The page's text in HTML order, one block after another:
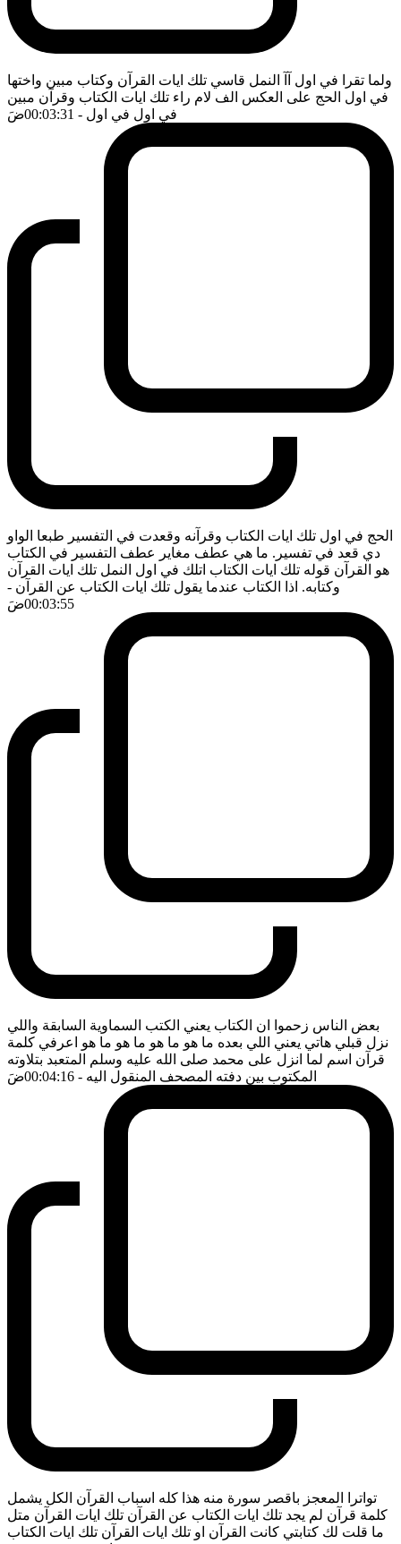
ولما تقرا في اول آآ النمل قاسي تلك ايات القرآن وكتاب مبين واختها
في اول الحج على العكس الف لام راء تلك ايات الكتاب وقرآن مبين
في اول في اول - 00:03:31 ضَ
الحج في اول تلك ايات الكتاب وقرآنه وقعدت في التفسير طبعا الواو
دي قعد في تفسير. ما هي عطف مغاير عطف التفسير في الكتاب
هو القرآن قوله تلك ايات الكتاب اتلك في اول النمل تلك ايات القرآن
وكتابه. اذا الكتاب عندما يقول تلك ايات الكتاب عن القرآن -
00:03:55ضَ
بعض الناس زحموا ان الكتاب يعني الكتب السماوية السابقة واللي
نزل قبلي هاتي يعني اللي بعده ما هو ما هو ما هو ما هو اعرفي كلمة
قرآن اسم لما انزل على محمد صلى الله عليه وسلم المتعبد بتلاوته
المكتوب بين دفته المصحف المنقول اليه - 00:04:16 ضَ
تواترا المعجز باقصر سورة منه هذا كله اسباب القرآن الكل يشمل
كلمة قرآن لم يجد تلك ايات الكتاب عن القرآن تلك ايات القرآن متل
ما قلت لك كتابتي كانت القرآن او تلك ايات القرآن تلك ايات الكتاب